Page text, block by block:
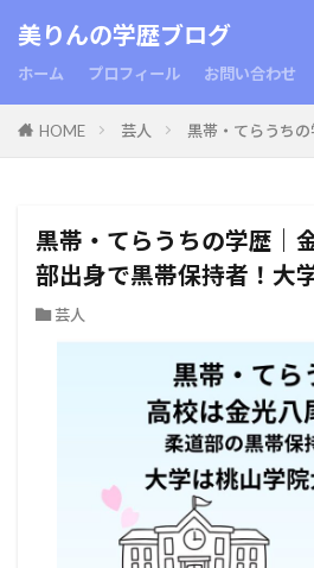
美りんの学歴ブログ
ホーム プロフィール お問い合わせ
HOME 芸人 黒帯・てらうち
黒帯・てらうちの学歴｜
部出身で黒帯保持者！大
芸人